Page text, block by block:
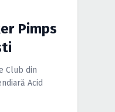
Pimps
Club din
Acid